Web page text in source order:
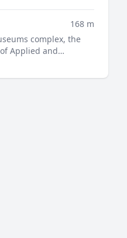
of theGiardini
168 m
complex, the
Applied and